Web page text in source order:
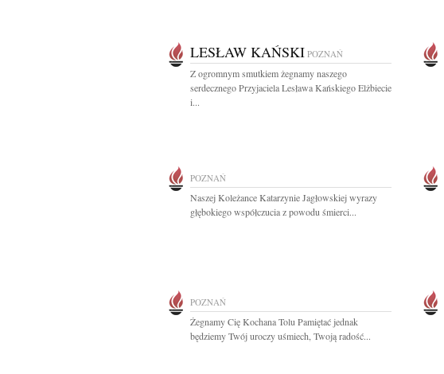
LESŁAW KAŃSKI POZNAŃ
Z ogromnym smutkiem żegnamy naszego
serdecznego Przyjaciela Lesława Kańskiego Elżbiecie
i...
POZNAŃ
Naszej Koleżance Katarzynie Jagłowskiej wyrazy
głębokiego współczucia z powodu śmierci...
POZNAŃ
Żegnamy Cię Kochana Tolu Pamiętać jednak
będziemy Twój uroczy uśmiech, Twoją radość...